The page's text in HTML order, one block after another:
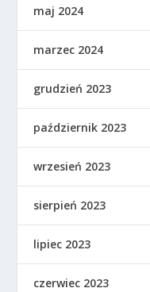
maj 2024
marzec 2024
grudzień 2023
październik 2023
wrzesień 2023
sierpień 2023
lipiec 2023
czerwiec 2023